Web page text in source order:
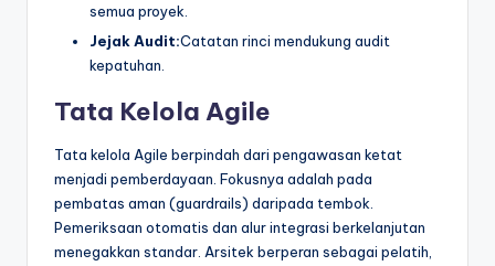
semua proyek.
Jejak Audit:Catatan rinci mendukung audit
kepatuhan.
Tata Kelola Agile
Tata kelola Agile berpindah dari pengawasan ketat
menjadi pemberdayaan. Fokusnya adalah pada
pembatas aman (guardrails) daripada tembok.
Pemeriksaan otomatis dan alur integrasi berkelanjutan
menegakkan standar. Arsitek berperan sebagai pelatih,